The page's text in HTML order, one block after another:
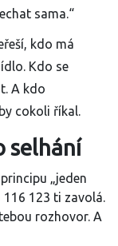
sama.“
kdo má
Kdo se
A kdo
cokoli říkal.
selhání
„jeden
123 ti zavolá.
rozhovor. A